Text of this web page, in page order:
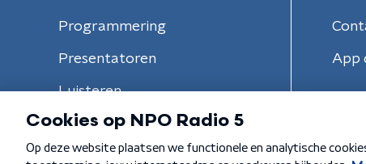
Programmering
Presentatoren
Luisteren
App